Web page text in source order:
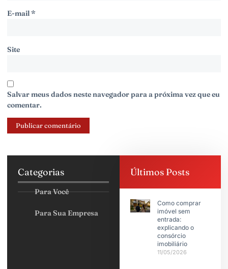
E-mail*
Site
Salvar meus dados neste navegador para a próxima vez que eu
comentar.
Categorias
Para Você
Para Sua Empresa
Últimos Posts
Como comprar
imóvel sem
entrada:
explicando o
consórcio
imobiliário
11/05/2026